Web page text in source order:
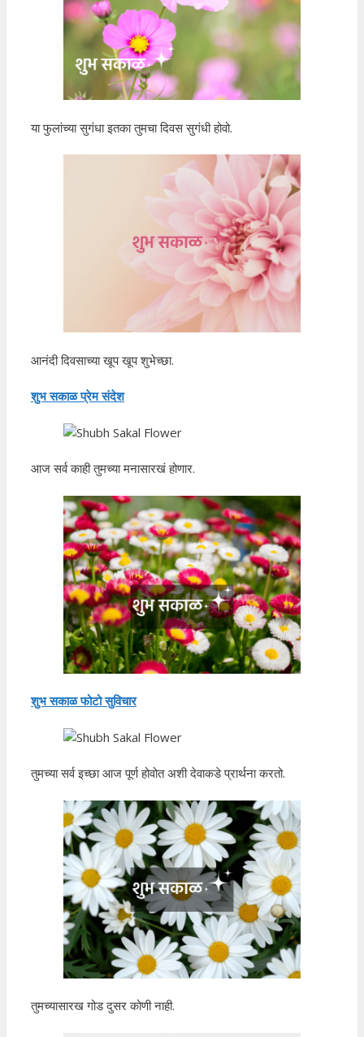
या फुलांच्या सुगंधा इतका तुमचा दिवस सुगंधी होवो.
आनंदी दिवसाच्या खूप खूप शुभेच्छा.
शुभ सकाळ प्रेम संदेश
आज सर्व काही तुमच्या मनासारखं होणार.
शुभ सकाळ फोटो सुविचार
तुमच्या सर्व इच्छा आज पूर्ण होवोत अशी देवाकडे प्रार्थना करतो.
तुमच्यासारख गोड दुसर कोणी नाही.